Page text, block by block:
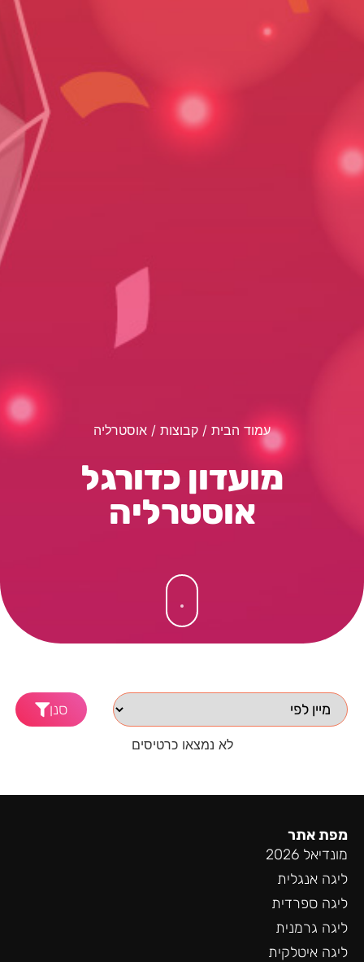
עמוד הבית / קבוצות / אוסטרליה
מועדון כדורגל
אוסטרליה
סנן
לא נמצאו כרטיסים
מפת אתר
מונדיאל 2026
ליגה אנגלית
ליגה ספרדית
ליגה גרמנית
ליגה איטלקית